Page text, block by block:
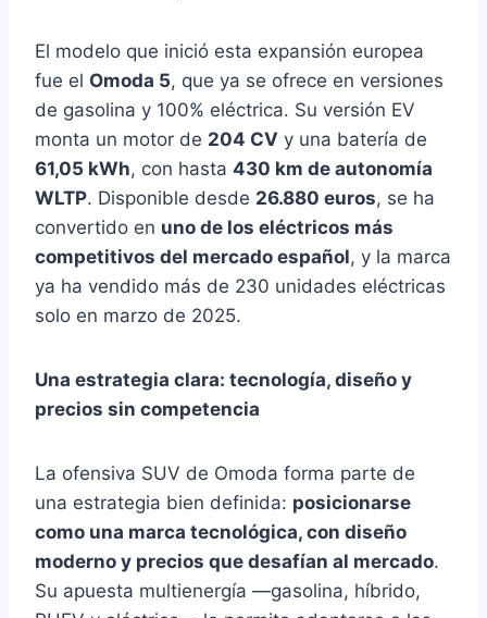
El modelo que inició esta expansión europea
fue el Omoda 5, que ya se ofrece en versiones
de gasolina y 100% eléctrica. Su versión EV
monta un motor de 204 CV y una batería de
61,05 kWh, con hasta 430 km de autonomía
WLTP. Disponible desde 26.880 euros, se ha
convertido en uno de los eléctricos más
competitivos del mercado español, y la marca
ya ha vendido más de 230 unidades eléctricas
solo en marzo de 2025.
Una estrategia clara: tecnología, diseño y
precios sin competencia
La ofensiva SUV de Omoda forma parte de
una estrategia bien definida: posicionarse
como una marca tecnológica, con diseño
moderno y precios que desafían al mercado.
Su apuesta multienergía —gasolina, híbrido,